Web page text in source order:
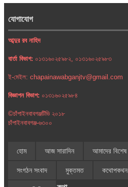
যোগাযোগ
আব্দুর রব নাহিদ
বার্তা বিভাগ: ০১৩১৬০২৫৯৮২, ০১৩১৬০২৫৯৮৩
ই-মেইল: chapainawabganjtv@gmail.com
বিজ্ঞাপন বিভাগ: ০১৩১৬০২৫৯৮৪
©চাঁপাইনবাবগঞ্জটিভি ২০১৮
চাঁপাইনবাবগঞ্জ-৬৩০০
হোম আজ সারাদিন আমাদের বিশেষ
সংগঠন সংবাদ মুক্তমত কথোপকথন